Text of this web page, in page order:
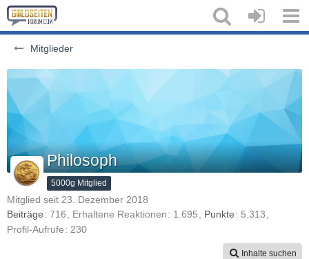
Mitglieder
Philosoph
5000g Mitglied
Mitglied seit 23. Dezember 2018
Beiträge
716 Erhaltene Reaktionen 1.695 Punkte
5.313
Profil-Aufrufe
230
Inhalte suchen